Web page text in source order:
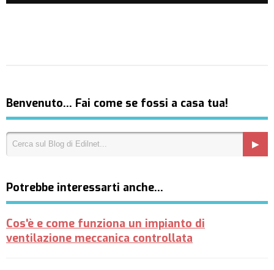
Benvenuto… Fai come se fossi a casa tua!
Potrebbe interessarti anche…
Cos'è e come funziona un impianto di
ventilazione meccanica controllata